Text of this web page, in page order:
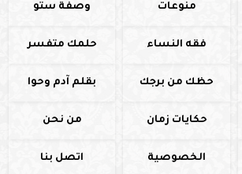
منوعات وصفة ستو
فقه النساء حلمك متفسر
حظك من برجك بقلم آدم وحوا
حكايات زمان من نحن
الخصوصية اتصل بنا